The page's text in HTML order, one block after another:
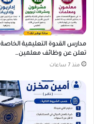
مدارس القدوة التعليمية الخاصة
تعلن عن وظائف معلمين…
منذ 7 ساعات